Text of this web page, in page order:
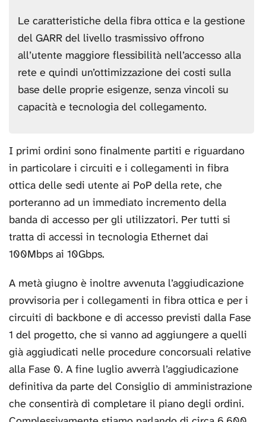
Le caratteristiche della fibra ottica e la gestione
del GARR del livello trasmissivo offrono
all’utente maggiore flessibilità nell’accesso alla
rete e quindi un’ottimizzazione dei costi sulla
base delle proprie esigenze, senza vincoli su
capacità e tecnologia del collegamento.
I primi ordini sono finalmente partiti e riguardano
in particolare i circuiti e i collegamenti in fibra
ottica delle sedi utente ai PoP della rete, che
porteranno ad un immediato incremento della
banda di accesso per gli utilizzatori. Per tutti si
tratta di accessi in tecnologia Ethernet dai
100Mbps ai 10Gbps.
A metà giugno è inoltre avvenuta l’aggiudicazione
provvisoria per i collegamenti in fibra ottica e per i
circuiti di backbone e di accesso previsti dalla Fase
1 del progetto, che si vanno ad aggiungere a quelli
già aggiudicati nelle procedure concorsuali relative
alla Fase 0. A fine luglio avverrà l’aggiudicazione
definitiva da parte del Consiglio di amministrazione
che consentirà di completare il piano degli ordini.